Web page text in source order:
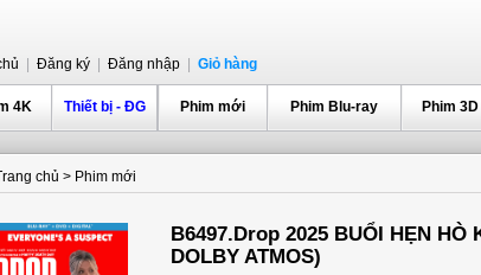
Đăng ký Đăng nhập Giỏ hàng
4K Thiết bị - ĐG Phim mới Phim Blu-ray Phim 3D
chủ > Phim mới
B6497.Drop 2025 BUỔI HẸN HÒ
DOLBY ATMOS)